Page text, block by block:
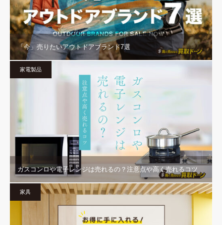
「今」売りたいアウトドアブランド7選
家電製品
ガスコンロや電子レンジは売れるの？注意点や高く売れるコツ
家具